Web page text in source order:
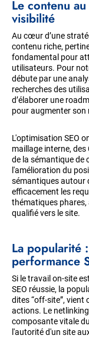
Le contenu
visibilité
Au cœur d’une
contenu riche,
fondamental pour
utilisateurs. Pour
débute par une
recherches des
d’élaborer une
pour augmenter son
L'optimisation SEO
maillage interne, des
de la sémantique de
l'amélioration du
sémantiques autour
efficacement les
thématiques
qualifié vers le site.
La popularité
performance
Si le travail on-site
SEO réussie, la
dites “off-site”, vient
actions. Le
composante vitale
l'autorité d'un site